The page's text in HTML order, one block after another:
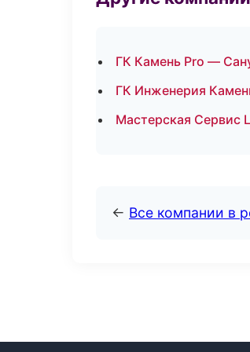
ГК Камень Pro —
ГК Инженерия
Мастерская Сервис
← Все компании в